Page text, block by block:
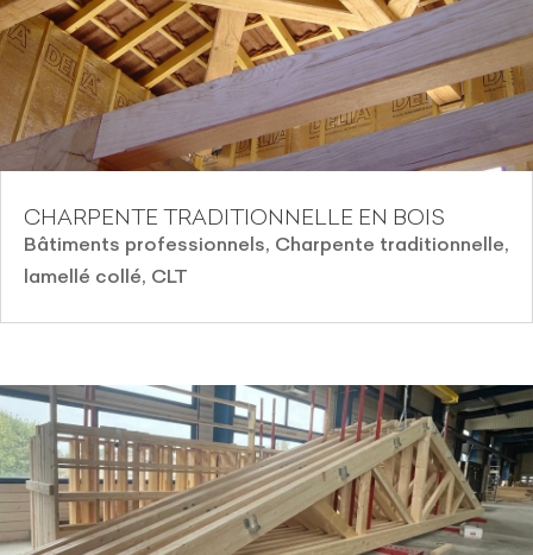
CHARPENTE TRADITIONNELLE EN BOIS
Bâtiments professionnels, Charpente traditionnelle,
lamellé collé, CLT